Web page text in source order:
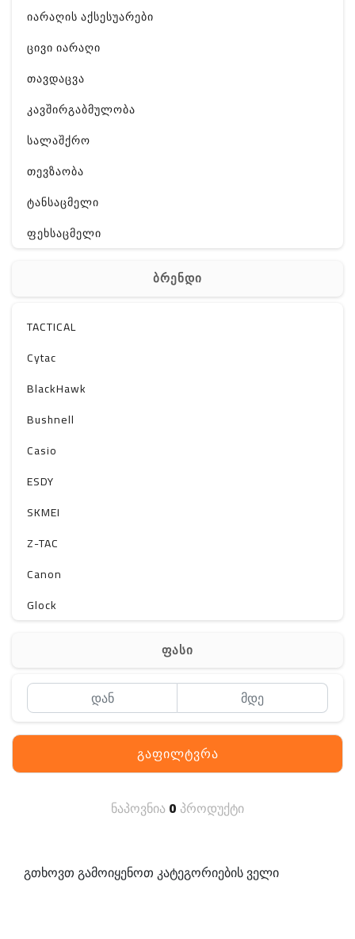
იარაღის აქსესუარები
ცივი იარაღი
თავდაცვა
კავშირგაბმულობა
სალაშქრო
თევზაობა
ტანსაცმელი
ფეხსაცმელი
სხვა
Off-Road
ბრენდი
TACTICAL
Cytac
BlackHawk
Bushnell
Casio
ESDY
SKMEI
Z-TAC
Canon
Glock
Lancer Tactical
SIG SAUER
PENTAGON
ფასი
გაფილტვრა
ნაპოვნია0 პროდუქტი
გთხოვთ გამოიყენოთ კატეგორიების ველი